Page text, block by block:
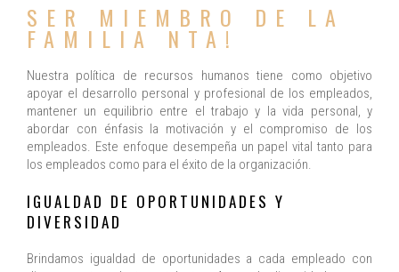
SER MIEMBRO DE LA
FAMILIA NTA!
Nuestra política de recursos humanos tiene como objetivo
apoyar el desarrollo personal y profesional de los empleados,
mantener un equilibrio entre el trabajo y la vida personal, y
abordar con énfasis la motivación y el compromiso de los
empleados. Este enfoque desempeña un papel vital tanto para
los empleados como para el éxito de la organización.
IGUALDAD DE OPORTUNIDADES Y
DIVERSIDAD
Brindamos igualdad de oportunidades a cada empleado con